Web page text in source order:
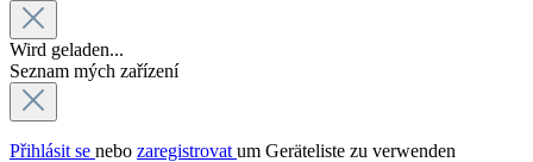
Wird geladen...
Seznam mých zařízení
Přihlásit se nebo zaregistrovat um Geräteliste zu verwenden